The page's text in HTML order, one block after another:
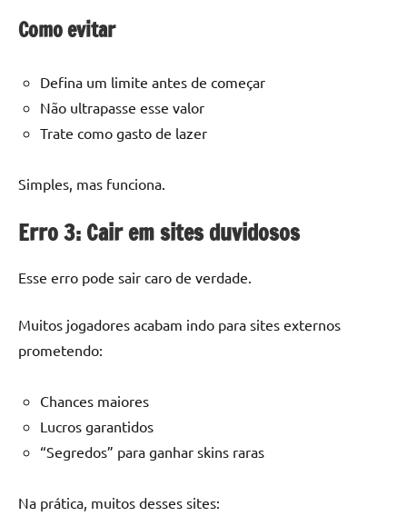
Como evitar
Defina um limite antes de começar
Não ultrapasse esse valor
Trate como gasto de lazer
Simples, mas funciona.
Erro 3: Cair em sites duvidosos
Esse erro pode sair caro de verdade.
Muitos jogadores acabam indo para sites externos
prometendo:
Chances maiores
Lucros garantidos
“Segredos” para ganhar skins raras
Na prática, muitos desses sites: